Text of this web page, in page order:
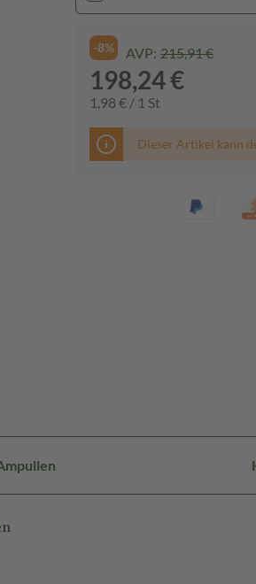
-8% AVP: 215,91 €
198,24 €
1,98 € / 1 St
Dieser Artikel kann